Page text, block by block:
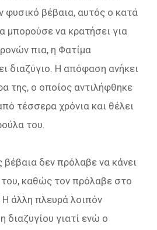
βέβαια, αυτός ο κατά
μπορούσε να κρατήσει για
πια, η Φατίμα
διαζύγιο. Η απόφαση ανήκει
της, ο οποίος αντιλήφθηκε
τέσσερα χρόνια και θέλει
του.
δεν πρόλαβε να κάνει
του, καθώς τον πρόλαβε στο
άλλη πλευρά λοιπόν
διαζυγίου γιατί ενώ ο